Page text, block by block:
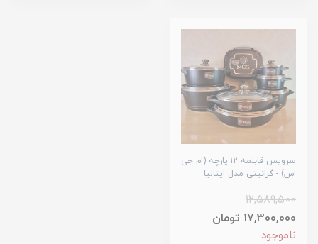
سرویس قابلمه ۱۲ پارچه (ام جی
اس) - گرانیتی مدل ایتالیا
12,589,500
17,300,000 تومان
ناموجود